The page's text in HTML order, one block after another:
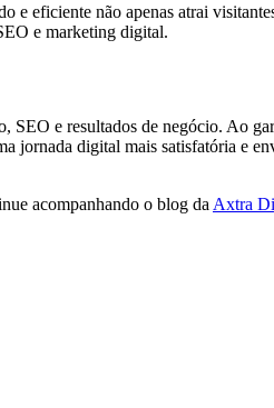
eficiente não apenas atrai
e marketing digital.
e resultados de negócio. Ao
jornada digital mais satisfatória e
acompanhando o blog da Axtra